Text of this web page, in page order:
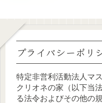
プライバシーポリ
特定非営利活動法人マ
クリオネの家（以下当
る法令およびその他の